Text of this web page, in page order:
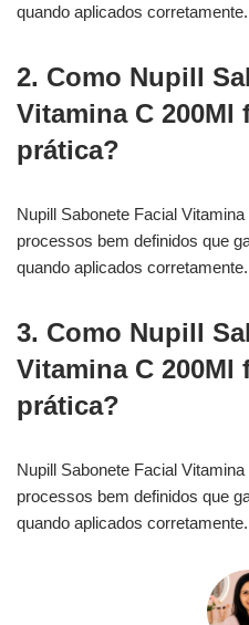
quando aplicados corretamente.
2. Como Nupill
Vitamina C 200Ml
prática?
Nupill Sabonete Facial
processos bem definidos que
quando aplicados corretamente.
3. Como Nupill
Vitamina C 200Ml
prática?
Nupill Sabonete Facial
processos bem definidos que
quando aplicados corretamente.